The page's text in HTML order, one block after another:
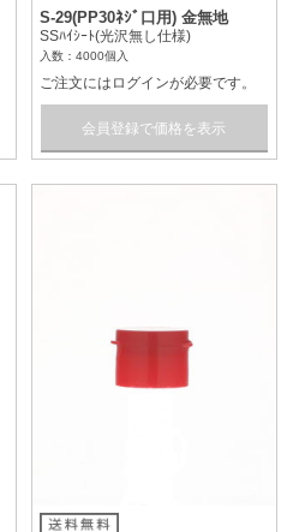
S-29(PP30ﾈｼﾞ口用) 金無地
SSﾊｲｼｰﾄ(光沢無し仕様)
入数：4000個入
ご注文にはログインが必要です。
会員登録で価格を表示